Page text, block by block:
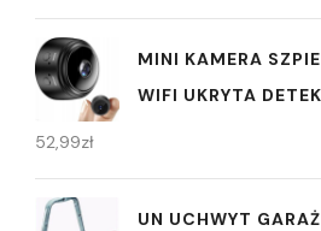
MINI KAMERA
WIFI UKRYTA
52,99zł
UN UCHWYT